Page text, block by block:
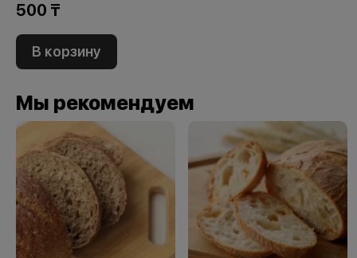
500 ₸
В корзину
Мы рекомендуем